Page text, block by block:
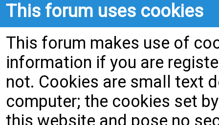
This forum uses cookies
This forum makes use of
information if you are
not. Cookies are small text
computer; the cookies set
this website and pose no